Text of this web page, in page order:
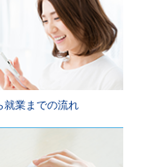
就業までの流れ